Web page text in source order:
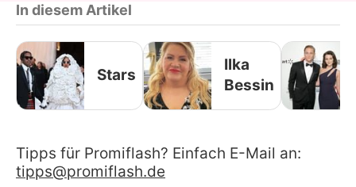
In diesem Artikel
Stars
Ilka
Bessin
Tipps für Promiflash? Einfach E-Mail an:
tipps@promiflash.de